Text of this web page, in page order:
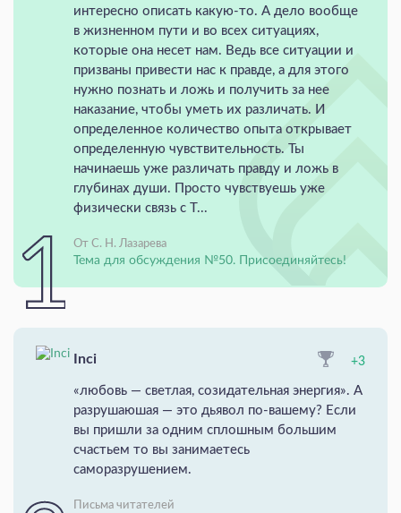
интересно описать какую-то. А дело вообще
в жизненном пути и во всех ситуациях,
которые она несет нам. Ведь все ситуации и
призваны привести нас к правде, а для этого
нужно познать и ложь и получить за нее
наказание, чтобы уметь их различать. И
определенное количество опыта открывает
определенную чувствительность. Ты
начинаешь уже различать правду и ложь в
глубинах души. Просто чувствуешь уже
физически связь с Т...
От С. Н. Лазарева
Тема для обсуждения №50. Присоединяйтесь!
Inci +3
«любовь — светлая, созидательная энергия». А
разрушаюшая — это дьявол по-вашему? Если
вы пришли за одним сплошным большим
счастьем то вы занимаетесь
саморазрушением.
Письма читателей